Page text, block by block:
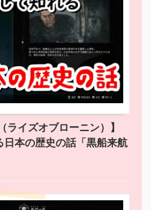
イズオブローニン）】
本の歴史の話「黒船来航